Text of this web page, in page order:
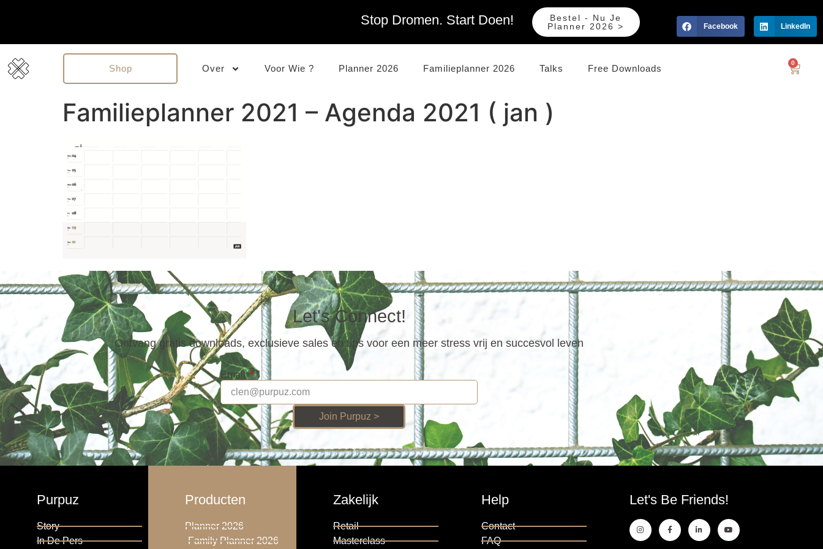
Stop Dromen. Start Doen!
Bestel - Nu Je
Planner 2026 >
Facebook LinkedIn
Shop Over Voor Wie ? Planner 2026 Familieplanner 2026 Talks Free Downloads
0
Familieplanner 2021 – Agenda 2021 ( jan )
Let's Connect!
Ontvang gratis downloads, exclusieve sales en tips voor een meer stress vrij en succesvol leven
Email
Join Purpuz >
Purpuz
Story
In De Pers
Producten
Planner 2026
Family Planner 2026
Zakelijk
Retail
Masterclass
Help
Contact
FAQ
Let's Be Friends!